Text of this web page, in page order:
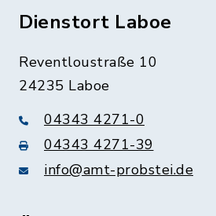
Dienstort Laboe
Reventloustraße 10
24235 Laboe
04343 4271-0
04343 4271-39
info@amt-probstei.de